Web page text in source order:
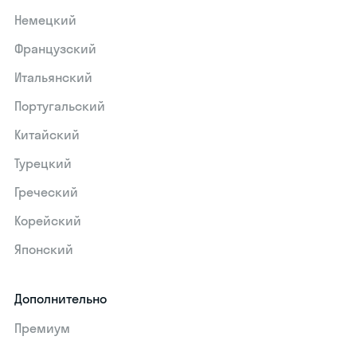
Немецкий
Французский
Итальянский
Португальский
Китайский
Турецкий
Греческий
Корейский
Японский
Дополнительно
Премиум